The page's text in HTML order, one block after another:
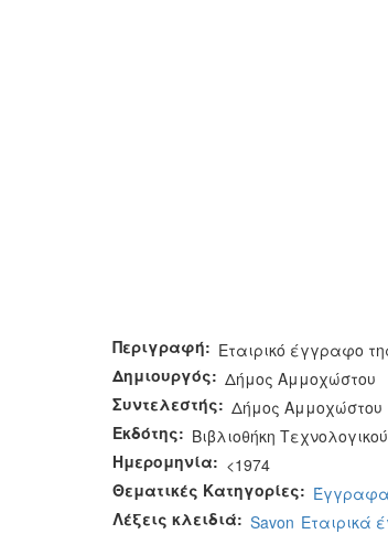
Περιγραφή: Εταιρικό έγγραφο
Δημιουργός: Δήμος Αμμοχώστου
Συντελεστής: Δήμος Αμμοχώστου
Εκδότης: Βιβλιοθήκη
Ημερομηνία: <1974
Θεματικές Κατηγορίες: Έγγραφα
Λέξεις κλειδιά: Savon Εταιρικά